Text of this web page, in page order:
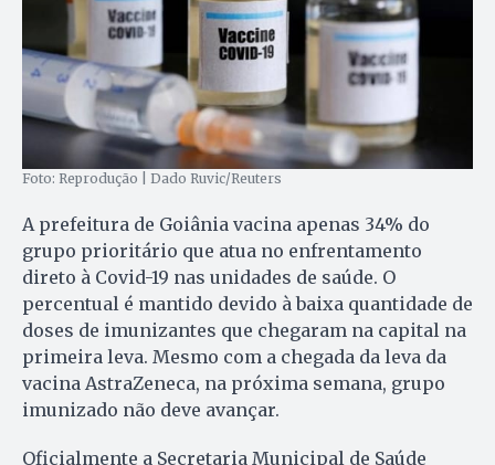
Foto: Reprodução | Dado Ruvic/Reuters
A prefeitura de Goiânia vacina apenas 34% do
grupo prioritário que atua no enfrentamento
direto à Covid-19 nas unidades de saúde. O
percentual é mantido devido à baixa quantidade de
doses de imunizantes que chegaram na capital na
primeira leva. Mesmo com a chegada da leva da
vacina AstraZeneca, na próxima semana, grupo
imunizado não deve avançar.
Oficialmente a Secretaria Municipal de Saúde